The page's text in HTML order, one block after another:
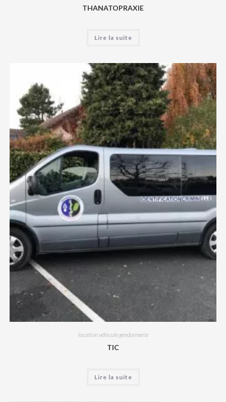
THANATOPRAXIE
Lire la suite
location véhicule gendarmerie
TIC
Lire la suite